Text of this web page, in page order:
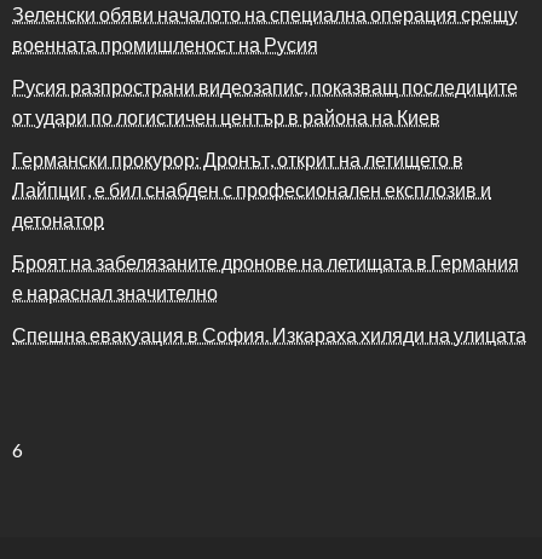
Зеленски обяви началото на специална операция срещу
военната промишленост на Русия
Русия разпространи видеозапис, показващ последиците
от удари по логистичен център в района на Киев
Германски прокурор: Дронът, открит на летището в
Лайпциг, е бил снабден с професионален експлозив и
детонатор
Броят на забелязаните дронове на летищата в Германия
е нараснал значително
Спешна евакуация в София. Изкараха хиляди на улицата
6